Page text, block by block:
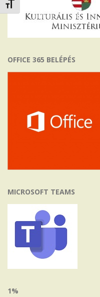
Betűméret váltása
OFFICE 365 BELÉPÉS
MICROSOFT TEAMS
1%